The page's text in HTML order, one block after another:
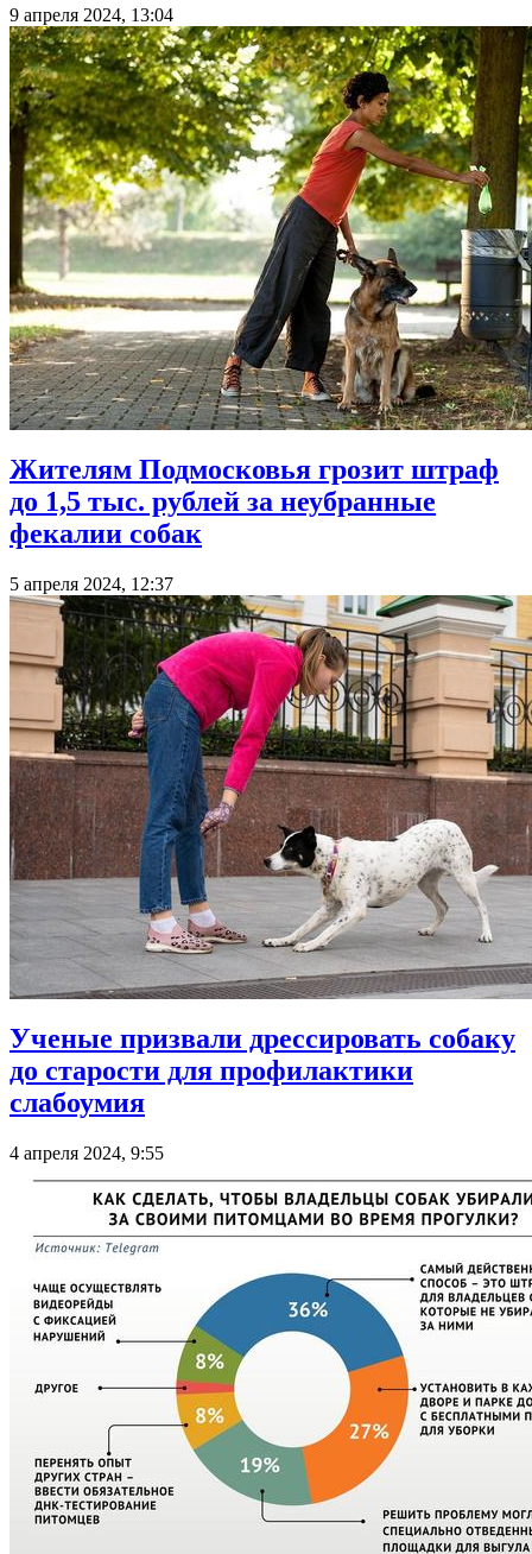
9 апреля 2024, 13:04
Жителям Подмосковья грозит штраф
до 1,5 тыс. рублей за неубранные
фекалии собак
5 апреля 2024, 12:37
Ученые призвали дрессировать собаку
до старости для профилактики
слабоумия
4 апреля 2024, 9:55